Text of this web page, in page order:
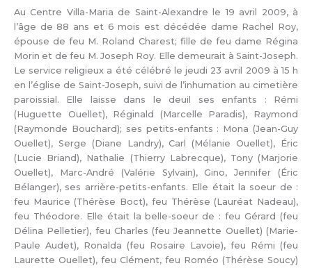
Au Centre Villa-Maria de Saint-Alexandre le 19 avril 2009, à
l’âge de 88 ans et 6 mois est décédée dame Rachel Roy,
épouse de feu M. Roland Charest; fille de feu dame Régina
Morin et de feu M. Joseph Roy. Elle demeurait à Saint-Joseph.
Le service religieux a été célébré le jeudi 23 avril 2009 à 15 h
en l’église de Saint-Joseph, suivi de l’inhumation au cimetière
paroissial. Elle laisse dans le deuil ses enfants : Rémi
(Huguette Ouellet), Réginald (Marcelle Paradis), Raymond
(Raymonde Bouchard); ses petits-enfants : Mona (Jean-Guy
Ouellet), Serge (Diane Landry), Carl (Mélanie Ouellet), Éric
(Lucie Briand), Nathalie (Thierry Labrecque), Tony (Marjorie
Ouellet), Marc-André (Valérie Sylvain), Gino, Jennifer (Éric
Bélanger), ses arrière-petits-enfants. Elle était la soeur de :
feu Maurice (Thérèse Boct), feu Thérèse (Lauréat Nadeau),
feu Théodore. Elle était la belle-soeur de : feu Gérard (feu
Délina Pelletier), feu Charles (feu Jeannette Ouellet) (Marie-
Paule Audet), Ronalda (feu Rosaire Lavoie), feu Rémi (feu
Laurette Ouellet), feu Clément, feu Roméo (Thérèse Soucy)